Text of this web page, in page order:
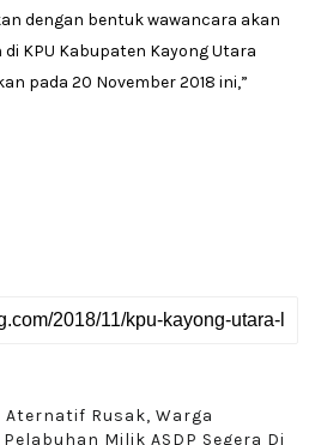
dengan bentuk wawancara akan
KPU Kabupaten Kayong Utara
pada 20 November 2018 ini,”
Rusak, Warga
Milik ASDP Segera Di